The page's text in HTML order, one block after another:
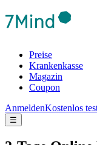
Preise
Krankenkasse
Magazin
Coupon
AnmeldenKostenlos
☰